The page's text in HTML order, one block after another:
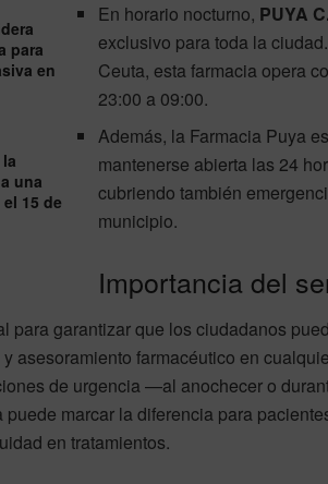
para
en
una
15 de
En horario nocturno, PUYA
exclusivo para toda la
Ceuta, esta farmacia opera
23:00 a 09:00.
Además, la Farmacia Puya
mantenerse abierta las 24
cubriendo también
municipio.
Importancia del
para garantizar que los ciudadanos
asesoramiento farmacéutico en
de urgencia —al anochecer o
marcar la diferencia para
en tratamientos.